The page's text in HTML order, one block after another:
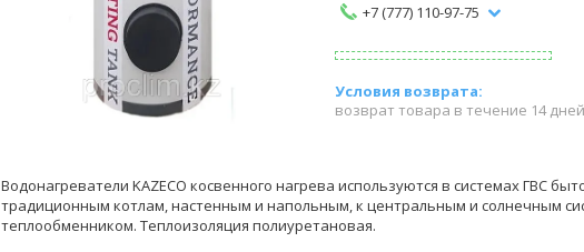
+7 (777) 110-97-75
возврат товара в течение 14 дней
Водонагреватели KAZECO косвенного нагрева используются в системах ГВС
традиционным котлам, настенным и напольным, к центральным и солнечным
теплообменником. Теплоизоляция полиуретановая.